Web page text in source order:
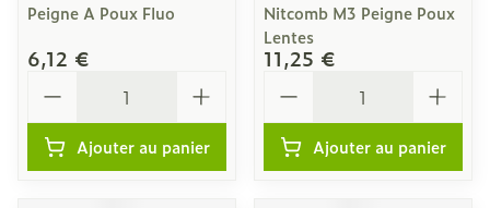
Peigne A Poux Fluo
6,12 €
Ajouter au panier
Nitcomb M3 Peigne Poux
Lentes
11,25 €
Ajouter au panier